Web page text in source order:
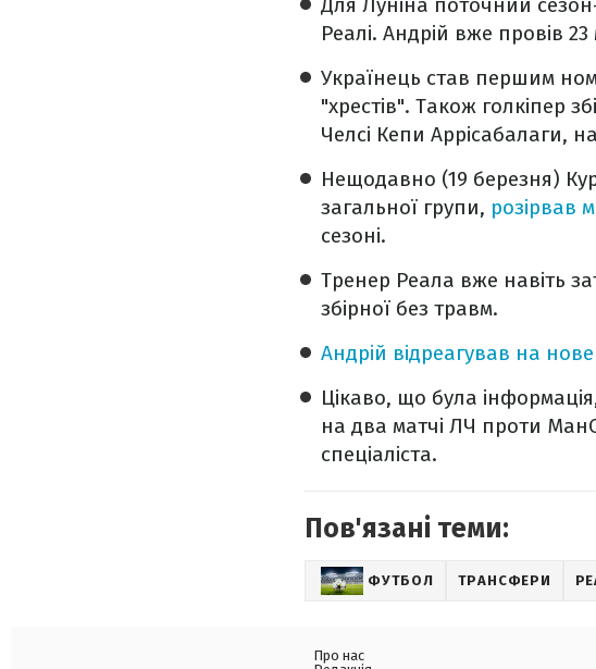
Реалі. Андрій вже провів
Українець став першим
"хрестів". Також голкіпер
Челсі Кепи Аррісабалаги,
Нещодавно (19 березня)
загальної групи, розірвав
сезоні.
Тренер Реала вже навіть
збірної без травм.
Андрій відреагував на
Цікаво, що була
на два матчі ЛЧ проти
спеціаліста.
Пов'язані теми:
ФУТБОЛ ТРАНСФЕРИ
Про нас